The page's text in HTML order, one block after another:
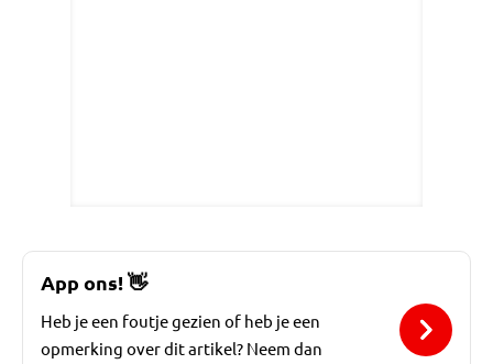
App ons!👋
Heb je een foutje gezien of heb je een
opmerking over dit artikel? Neem dan